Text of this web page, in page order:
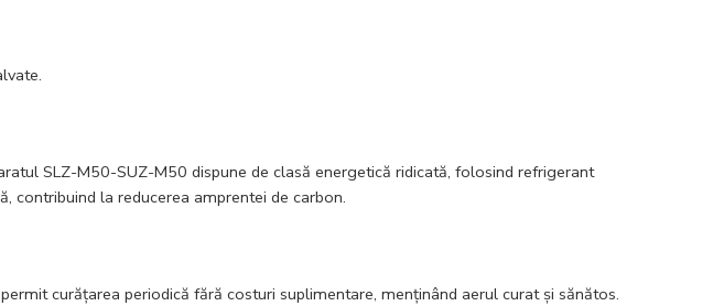
SLZ-M50-SUZ-M50 dispune de clasă energetică ridicată, folosind refrigerant
contribuind la reducerea amprentei de carbon.
curățarea periodică fără costuri suplimentare, menținând aerul curat și sănătos.